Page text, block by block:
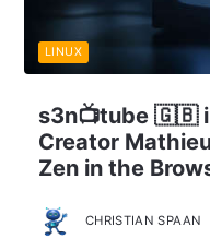
s3n📺tube 🇬🇧
Creator
Zen in the
CHRISTIAN SPAAN
LINUX